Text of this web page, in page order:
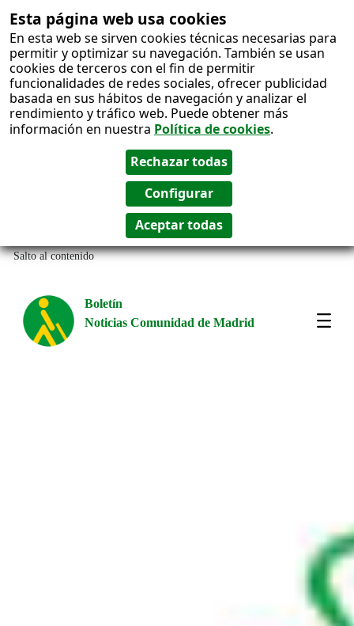
Esta página web usa cookies
En esta web se sirven cookies técnicas necesarias para
permitir y optimizar su navegación. También se usan
cookies de terceros con el fin de permitir
funcionalidades de redes sociales, ofrecer publicidad
basada en sus hábitos de navegación y analizar el
rendimiento y tráfico web. Puede obtener más
información en nuestra Política de cookies.
Salto al contenido
Boletín
Noticias Comunidad de Madrid